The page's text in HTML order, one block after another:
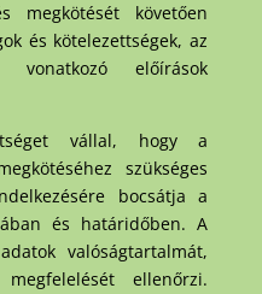
megkötését követően
és kötelezettségek, az
vonatkozó előírások
vállal, hogy a
szükséges
bocsátja a
és határidőben. A
valóságtartalmát,
ellenőrzi.